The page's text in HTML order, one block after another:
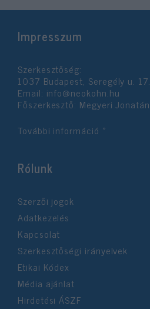
Impresszum
Szerkesztőség:
1037 Budapest, Seregély u. 17.
Email: info@neokohn.hu
Főszerkesztő: Megyeri Jonatán
További információ »
Rólunk
Szerzői jogok
Adatkezelés
Kapcsolat
Szerkesztőségi irányelvek
Etikai Kódex
Média ajánlat
Hirdetési ÁSZF